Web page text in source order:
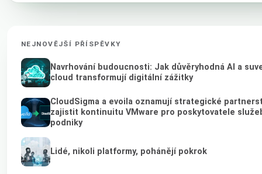
NEJNOVĚJŠÍ PŘÍSPĚVKY
Navrhování budoucnosti: Jak důvěryhodná AI a
cloud transformují digitální zážitky
CloudSigma a evoila oznamují strategické
zajistit kontinuitu VMware pro poskytovatele
podniky
Lidé, nikoli platformy, pohánějí pokrok